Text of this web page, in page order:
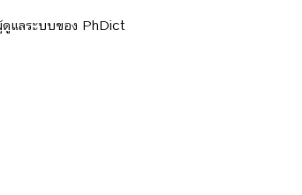
ดูแลระบบของ PhDict